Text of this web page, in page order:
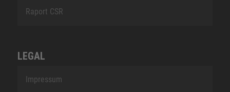
Raport CSR
LEGAL
Impressum